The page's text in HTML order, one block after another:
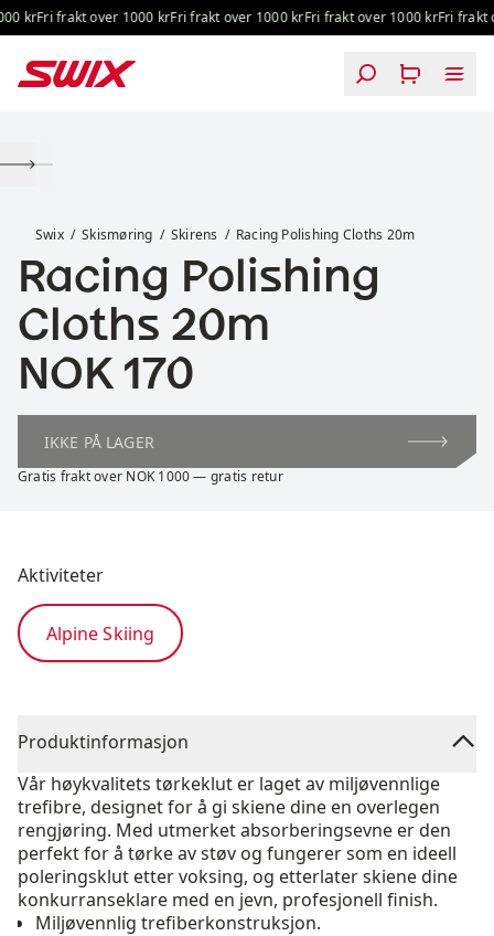
Hopp til innhold
krFri frakt over 1000 krFri frakt over 1000 krFri frakt over 1000 krFri frakt
Swix Skismøring Skirens Racing Polishing Cloths 20m
Racing Polishing
Cloths 20m
Pris:
NOK 170
IKKE PÅ LAGER
Gratis frakt over NOK 1000 — gratis retur
Aktiviteter
Alpine Skiing
Produktinformasjon
Vår høykvalitets tørkeklut er laget av miljøvennlige
trefibre, designet for å gi skiene dine en overlegen
rengjøring. Med utmerket absorberingsevne er den
perfekt for å tørke av støv og fungerer som en ideell
poleringsklut etter voksing, og etterlater skiene dine
konkurranseklare med en jevn, profesjonell finish.
Miljøvennlig trefiberkonstruksjon.